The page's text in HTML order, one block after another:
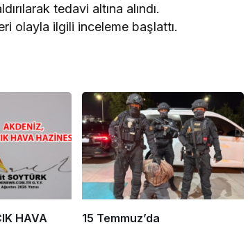
tedavi altına alındı.
olayla ilgili inceleme başlattı.
HAVA
15 Temmuz’da